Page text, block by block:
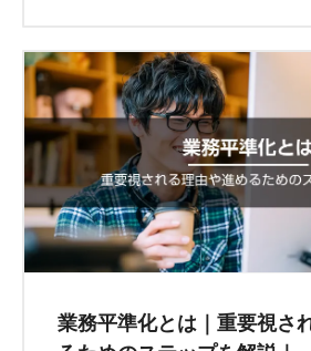
業務平準化とは｜重要視さ